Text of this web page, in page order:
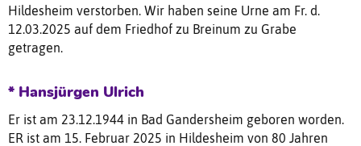
Hildesheim verstorben. Wir haben seine Urne am Fr. d.
12.03.2025 auf dem Friedhof zu Breinum zu Grabe
getragen.
* Hansjürgen Ulrich
Er ist am 23.12.1944 in Bad Gandersheim geboren worden.
ER ist am 15. Februar 2025 in Hildesheim von 80 Jahren